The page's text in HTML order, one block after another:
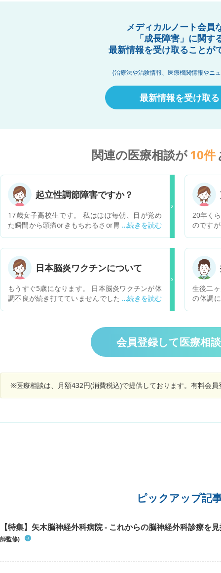
メディカルノート会員
「成長障害」に関す
最新情報を受け取ることが
(治療法や治験情報、医療機関情報やニ
最新情報を受け取る
関連の医療相談が10件
起立性調節障害ですか？
17歳女子高校生です。 私はほぼ毎朝、目が覚め
た瞬間から頭痛orきもちわるさor胃痛があります
た時や立ち上がった時に、頭がふわふわしたり、
歯磨きの時(朝)に立っていられないときがありま
す また、立ち上がった直後に、視界が暗くなった
り、耳がぼわっと(きこえにくい感じ？)すること
や、動悸がすることがあります 時間が経つと少し
楽になり、早ければ正午前、遅いと16時頃にだい
ぶ楽になります たまに心臓がドクッと強く打つ感
少し楽になりますが、ずっと立っていたりずっと
座っていたり動いたりすると症状が強くなります
学校では、長時間立っていることがつらく、授業
け睡眠をとっても午前の授業では知らない間に眠
ってしまうこともあります 体調が悪い日は、午後
状を理解して貰えていますが、担任や顧問には仮
20年く
のです
りとは
したら
ラオケ
トレー
す。
日本脳炎ワクチンについて
もうすぐ5歳になります。 日本脳炎ワクチンが体
調不良が続き打てていませんでした。 2週間かか
したがどちらも高熱がしばらく出てぐったりして
ました。 友人の子供は3回目打った後から高熱と
嘔吐下痢が4日続いたと(ワクチンが原因かわかり
ませんが体調は打つまで良かったと) 言うのを聞
いですよね。
生後二
の体調
ます。
追加で
い、し
いたら
上と心
を起こ
いもの
教えて
0)、
会員登録して医療相
※医療相談は、月額432円(消費税込)で提供しております。有料会
ピックアップ記
【特集】矢木脳神経外科病院 - これからの脳神経外科診療を
師監修)